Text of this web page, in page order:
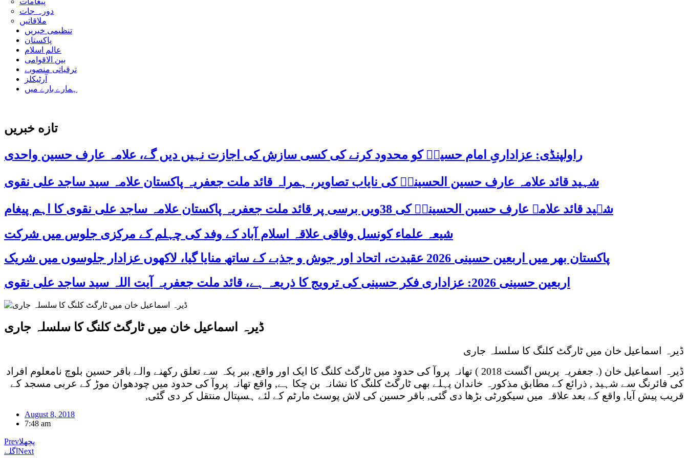
دورہ جات
ملاقاتیں
تنظیمی خبریں
پاکستان
عالم اسلام
بین الاقوامی
ترقیاتی منصوبے
آرٹیکلز
ہمارے بارے میں
تازه خبریں
راولپنڈی: عزاداریِ امام حسینؑ کو محدود کرنے کی کسی سازش کی اجازت نہیں دیں گے، علامہ عارف حسین واحدی
شہید قائد علامہ عارف حسین الحسینیؒ کی نایاب تصاویر، ہمراہ قائد ملت جعفریہ پاکستان علامہ سید ساجد علی نقوی
شہید قائد علامہ عارف حسین الحسینیؒ کی 38ویں برسی پر قائد ملت جعفریہ پاکستان علامہ ساجد علی نقوی کا اہم پیغام
شیعہ علماء کونسل وفاقی علاقہ اسلام آباد کے وفد کی چہلم کے مرکزی جلوس میں شرکت
پاکستان بھر میں اربعین حسینی 2026 عقیدت، اتحاد اور جوش و جذبے کے ساتھ منایا گیا، لاکھوں عزادار جلوسوں میں شریک
اربعین حسینی 2026: عزاداری فکر حسینی کی ترویج کا ذریعہ ہے، قائد ملت جعفریہ آیت اللہ سید ساجد علی نقوی
ڈیرہ اسماعیل خان میں ٹارگٹ کلنگ کا سلسلہ جاری
ڈیرہ اسماعیل خان میں ٹارگٹ کلنگ کا سلسلہ جاری
ڈیرہ اسماعیل خان (. جعفریہ پریس اگست 2018 ) تھانہ پروآ کی حدود میں ٹارگٹ کلنگ کا ایک اور واقع, ببر پکہ سے تعلق رکھنے والے باقر حسین بلوچ نامعلوم افراد
کی فائرنگ سے شہید , ذرائع کے مطابق مذکورہ خاندان پہلے بھی ٹارگٹ کلنگ کا نشانہ بن چکا ہے, واقع تھانہ پروآ کی حدود میں چودھوان موڑ کے عربی مسجد کے
قریب پیش آیا, واقع کے بعد علاقہ میں سیکورٹی بڑھا دی گئی, باقر حسین کی لاش پوسٹ مارٹم کے لئے ہسپتال منتقل کر دی گئی,
August 8, 2018
7:48 am
Prevپچھلا
اگلے Next